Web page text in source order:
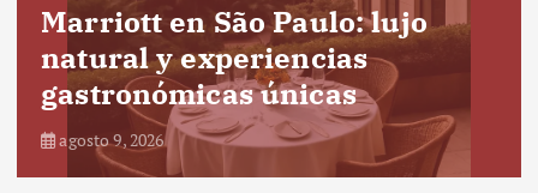
Marriott en São Paulo: lujo
natural y experiencias
gastronómicas únicas
agosto 9, 2026